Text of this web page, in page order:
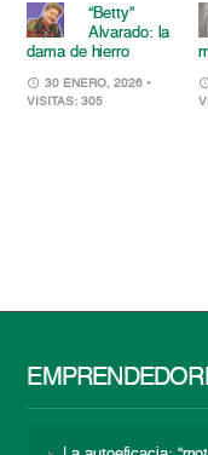
“Betty”
Alvarado: la
dama de hierro
30 ENERO, 2026 •
VISITAS: 305